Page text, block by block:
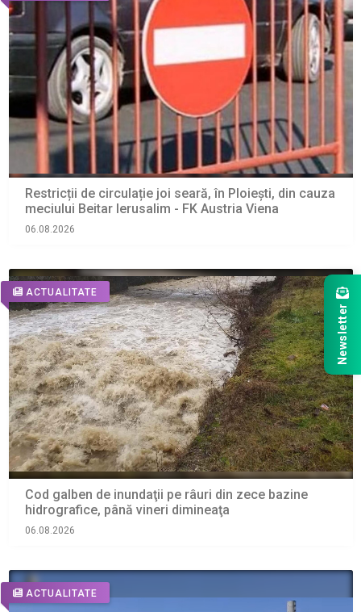
Restricții de circulație joi seară, în Ploiești, din cauza
meciului Beitar Ierusalim - FK Austria Viena
06.08.2026
ACTUALITATE
Cod galben de inundaţii pe râuri din zece bazine
hidrografice, până vineri dimineaţa
06.08.2026
ACTUALITATE
Newsletter